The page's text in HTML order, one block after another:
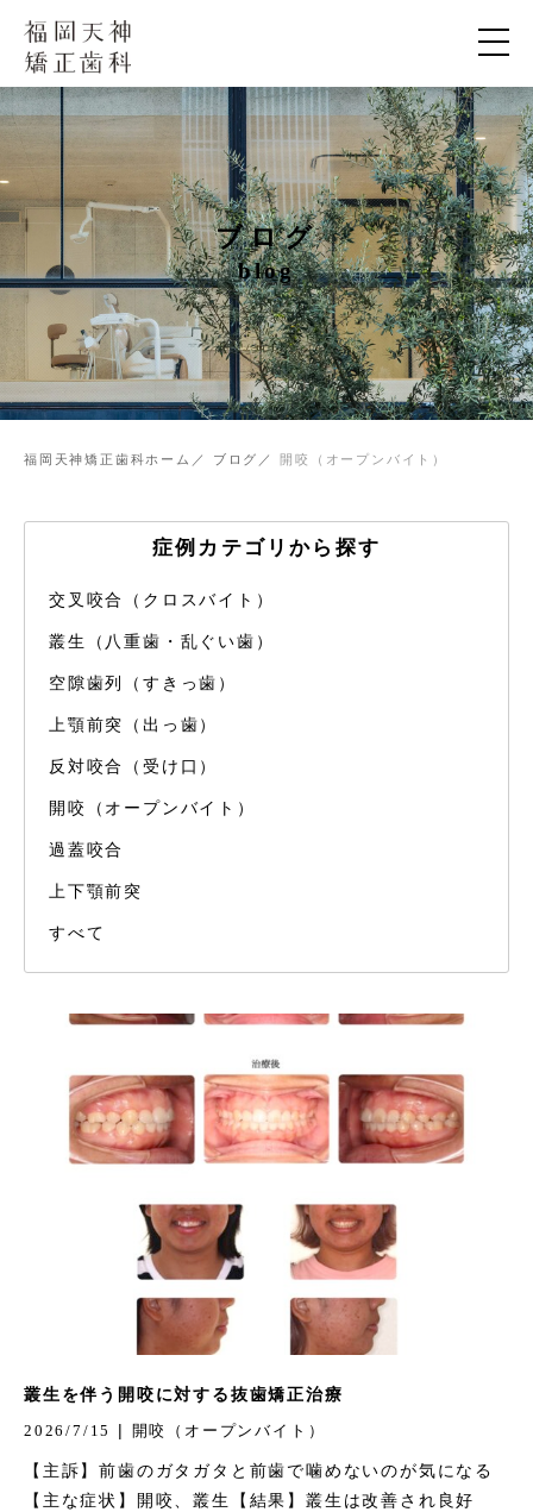
ブログ
blog
福岡天神矯正歯科ホーム ブログ 開咬（オープンバイト）
症例カテゴリから探す
交叉咬合（クロスバイト）
叢生（八重歯・乱ぐい歯）
空隙歯列（すきっ歯）
上顎前突（出っ歯）
反対咬合（受け口）
開咬（オープンバイト）
過蓋咬合
上下顎前突
すべて
叢生を伴う開咬に対する抜歯矯正治療
2026/7/15 | 開咬（オープンバイト）
【主訴】前歯のガタガタと前歯で噛めないのが気になる
【主な症状】開咬、叢生【結果】叢生は改善され良好